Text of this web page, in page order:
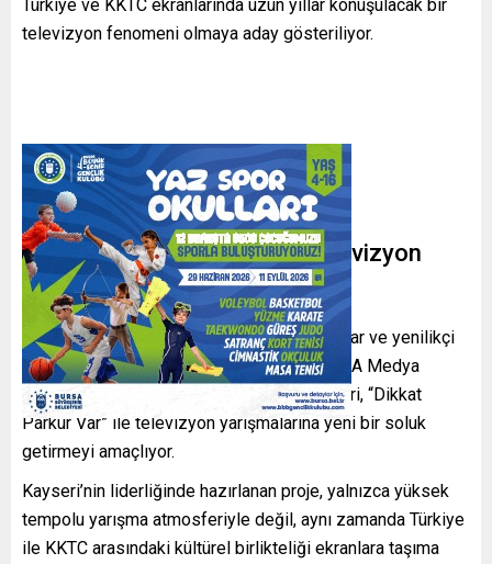
Türkiye ve KKTC ekranlarında uzun yıllar konuşulacak bir
televizyon fenomeni olmaya aday gösteriliyor.
Abdurrahman Kayseri’den Televizyon
Dünyasına Güçlü Hamle
Medya sektöründe gerçekleştirdiği yatırımlar ve yenilikçi
projelerle adından söz ettiren RDA LLC U.S.A Medya
Prodüksiyon Kurucusu
Abdurrahman Kayseri, “Dikkat
Parkur Var” ile televizyon yarışmalarına yeni bir soluk
getirmeyi amaçlıyor.
Kayseri’nin liderliğinde hazırlanan proje, yalnızca yüksek
tempolu yarışma atmosferiyle değil, aynı zamanda Türkiye
ile KKTC arasındaki kültürel birlikteliği ekranlara taşıma